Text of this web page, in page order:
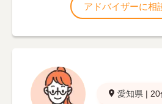
アドバイザーに相
愛知県 | 20